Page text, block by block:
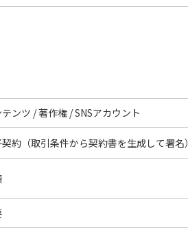
ンツ / 著作権 / SNSアカウント
約（取引条件から契約書を生成して署名）